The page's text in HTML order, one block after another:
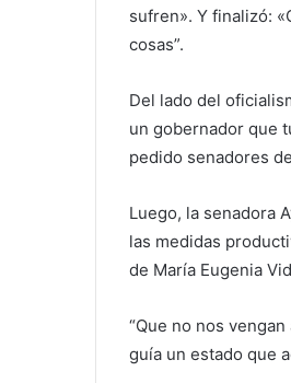
sufren». Y finalizó:
cosas”.
Del lado del
un gobernador que
pedido senadores
Luego, la senadora
las medidas
de María Eugenia
“Que no nos
guía un estado que